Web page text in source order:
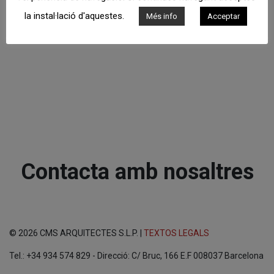
Contacta amb nosaltres
© 2026 CMS ARQUITECTES S.L.P. | TEXTOS LEGALS
Tel.: +34 934 574 829 - Direcció: C/ Bruc, 166 E.F 008037 Barcelona
la instal·lació d'aquestes.
Més info Acceptar